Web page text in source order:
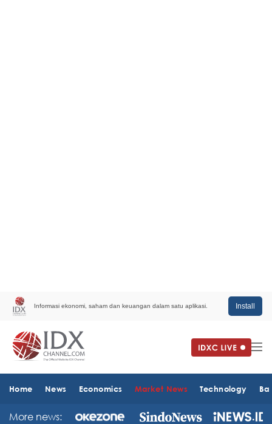
Informasi ekonomi, saham dan keuangan dalam satu aplikasi. Install
Home News Economics Market News Technology
More news: